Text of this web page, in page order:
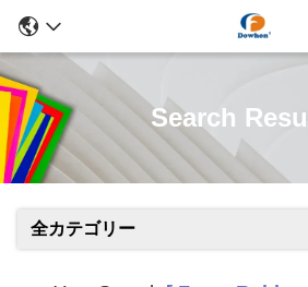
Search
全カテゴリー